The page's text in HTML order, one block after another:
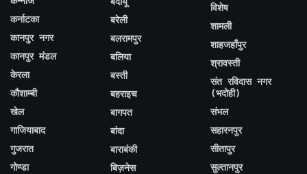
कर्नाटका
कानपुर नगर
कानपुर मंडल
केरला
कौशाम्बी
खेल
गाजियाबाद
गुजरात
गोण्डा
बरेली
बलरामपुर
बलिया
बस्ती
बहराइच
बागपत
बांदा
बाराबंकी
बिज़नेस
विशेष
शामली
शाहजहाँपुर
श्रावस्ती
संत रविदास नगर
(भदोही)
संभल
सहारनपुर
सीतापुर
सुल्तानपुर